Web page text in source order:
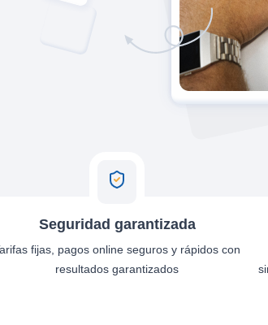
Seguridad garantizada
fijas, pagos online seguros y rápidos con
resultados garantizados